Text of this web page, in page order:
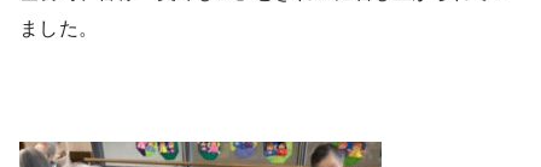
ました。